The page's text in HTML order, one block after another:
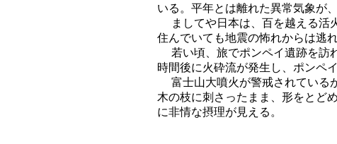
いる。平年とは離れた異常気象が
ましてや日本は、百を越える活
住んでいても地震の怖れからは逃れ
若い頃、旅でポンペイ遺跡を訪
時間後に火砕流が発生し、ポンペ
富士山大噴火が警戒されている
木の枝に刺さったまま、形をとど
に非情な摂理が見える。